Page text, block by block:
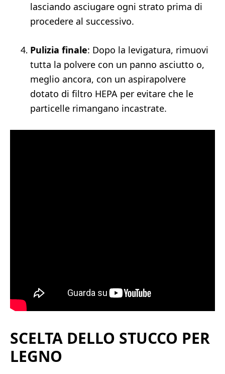
lasciando asciugare ogni strato prima di
procedere al successivo.
Pulizia finale: Dopo la levigatura, rimuovi
tutta la polvere con un panno asciutto o,
meglio ancora, con un aspirapolvere
dotato di filtro HEPA per evitare che le
particelle rimangano incastrate.
SCELTA DELLO STUCCO PER
LEGNO